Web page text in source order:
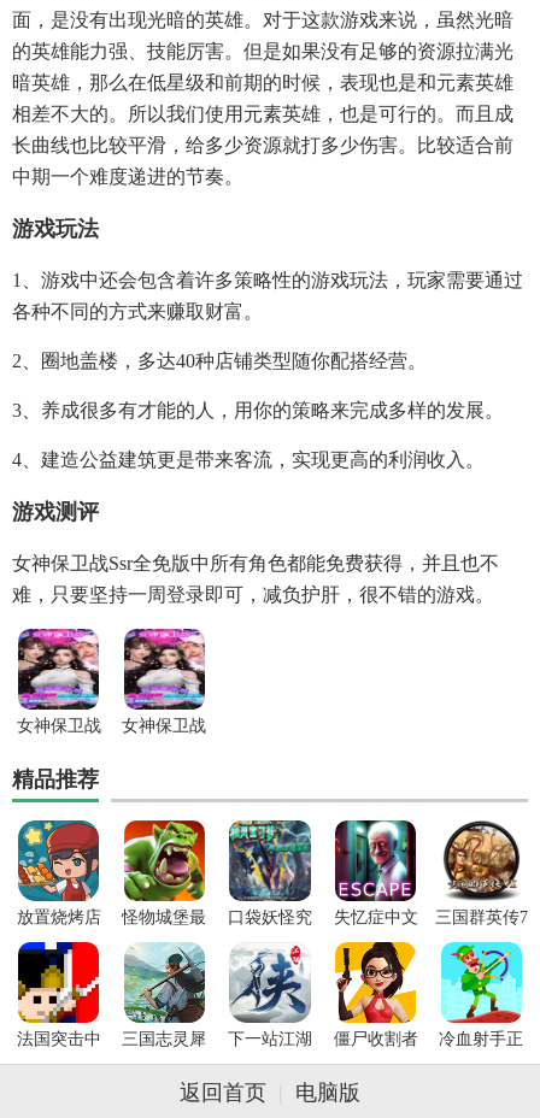
面，是没有出现光暗的英雄。对于这款游戏来说，虽然光暗
的英雄能力强、技能厉害。但是如果没有足够的资源拉满光
暗英雄，那么在低星级和前期的时候，表现也是和元素英雄
相差不大的。所以我们使用元素英雄，也是可行的。而且成
长曲线也比较平滑，给多少资源就打多少伤害。比较适合前
中期一个难度递进的节奏。
游戏玩法
1、游戏中还会包含着许多策略性的游戏玩法，玩家需要通过
各种不同的方式来赚取财富。
2、圈地盖楼，多达40种店铺类型随你配搭经营。
3、养成很多有才能的人，用你的策略来完成多样的发展。
4、建造公益建筑更是带来客流，实现更高的利润收入。
游戏测评
女神保卫战ssr全免版中所有角色都能免费获得，并且也不
难，只要坚持一周登录即可，减负护肝，很不错的游戏。
女神保卫战
女神保卫战
精品推荐
放置烧烤店
手机版下载
怪物城堡最
新版本下载
口袋妖怪究
极绿宝石最
新版下载
失忆症中文
版下载
三国群英传7
单机版下载
法国突击中
文版最新版
三国志灵犀
客户端官网
下载
下一站江湖
最新版下载
僵尸收割者
最新版下载
冷血射手正
版下载
返回首页 电脑版